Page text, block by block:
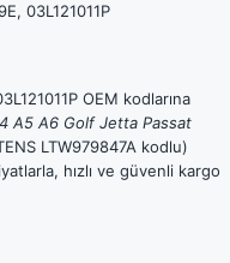
03L121011P
OEM kodlarına
A5 A6 Golf Jetta Passat
LTW979847A kodlu)
hızlı ve güvenli kargo